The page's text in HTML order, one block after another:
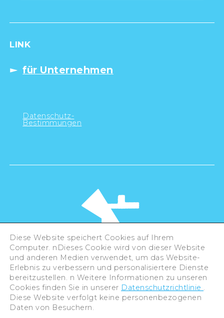
LINK
für Unternehmen
Datenschutz-
Bestimmungen
©Hiroshima Tourism Association /
Hiroshima Prefecture / Hiroshima City .
All rights reserved
Diese Website speichert Cookies auf Ihrem
Computer. nDieses Cookie wird von dieser Website
und anderen Medien verwendet, um das Website-
Erlebnis zu verbessern und personalisiertere Dienste
bereitzustellen. n Weitere Informationen zu unseren
Cookies finden Sie in unserer Datenschutzrichtlinie .
Diese Website verfolgt keine personenbezogenen
Daten von Besuchern.